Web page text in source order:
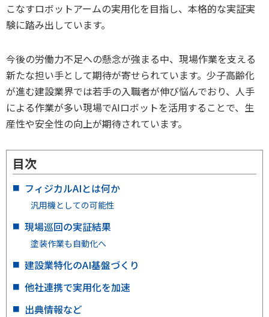
こなすロボットアームの実用化を目指し、本格的な実証実
験に踏み出しています。
今後の労働力不足への懸念が強まる中、現場作業を支える
新たな担い手として期待が寄せられています。少子高齢化
が進む建設業界では若手の入職者が伸び悩んでおり、人手
による作業が多い現場でAIロボットを活用することで、生
産性や安全性の向上が期待されています。
目次
フィジカルAIとは何か
汎用機としての可能性
現場巡回の実証結果
塗装作業も自動化へ
建設業特化のAI基盤づくり
他社連携で実用化を加速
出典情報など